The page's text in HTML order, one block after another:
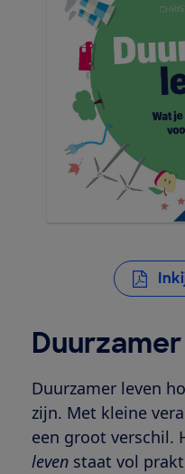
Duurzamer leven
zijn. Met kleine
een groot verschil.
levenstaat vol